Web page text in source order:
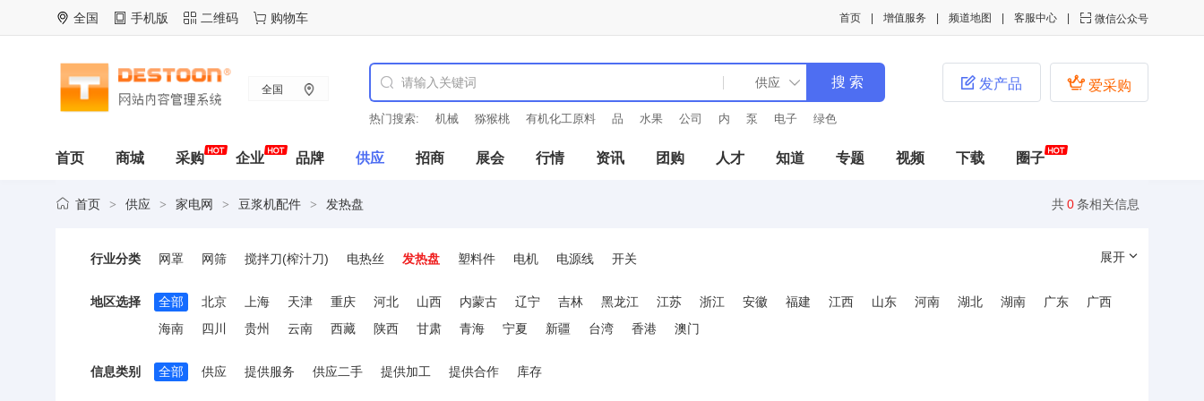
全国 手机版 二维码 购物车  微信公众号
客服中心
频道地图
增值服务
首页
全国
热门搜索: 机械 猕猴桃 有机化工原料 品 水果 公司 内 泵 电子 绿色
 爱采购
 发产品
首页 商城 采购 企业 品牌 供应 招商 展会 行情 资讯 团购 人才 知道 专题 视频 下载 圈子
共0条相关信息
首页 > 供应 > 家电网 > 豆浆机配件 > 发热盘
行业分类 网罩 网筛 搅拌刀(榨汁刀) 电热丝 发热盘 塑料件 电机 电源线 开关 展开
地区选择 全部 北京 上海 天津 重庆 河北 山西 内蒙古 辽宁 吉林 黑龙江 江苏 浙江 安徽 福建 江西 山东 河南 湖北 湖南 广东
广西
海南
四川 贵州 云南 西藏 陕西 甘肃 青海 宁夏 新疆 台湾 香港 澳门
信息类别 全部 供应 提供服务 供应二手 提供加工 提供合作 库存